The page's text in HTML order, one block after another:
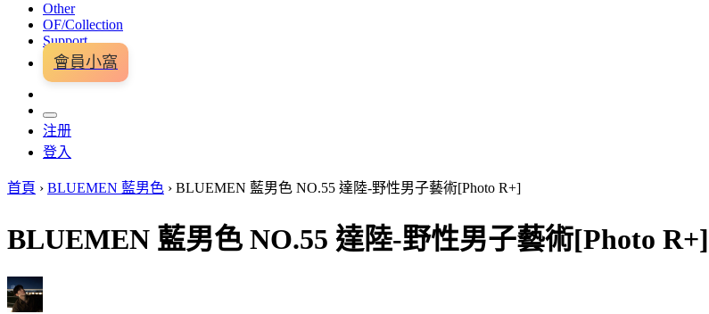
Other
OF/Collection
Support
會員小窩
注册
登入
首頁 › BLUEMEN 藍男色 › BLUEMEN 藍男色 NO.55 達陸-野性男子藝術[Photo R+]
BLUEMEN 藍男色 NO.55 達陸-野性男子藝術[Photo R+]